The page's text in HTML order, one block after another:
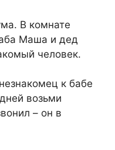
В комнате
Маша и дед
человек.
к бабе
возьми
– он в